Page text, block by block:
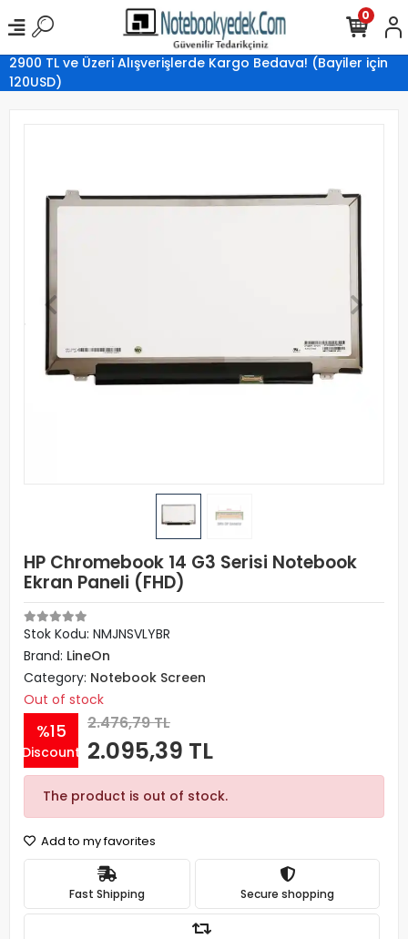
2900 TL ve Üzeri Alışverişlerde Kargo Bedava! (Bayiler için
120USD)
0
HP Chromebook 14 G3 Serisi Notebook
Ekran Paneli (FHD)
Stok Kodu: NMJNSVLYBR
Brand: LineOn
Category: Notebook Screen
Out of stock
%15
Discount
2.476,79 TL
2.095,39 TL
The product is out of stock.
Add to my favorites
Fast Shipping Secure shopping